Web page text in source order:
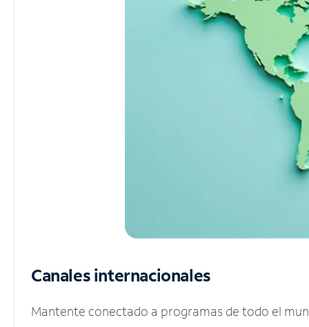
Canales internacionales
Mantente conectado a programas de todo el